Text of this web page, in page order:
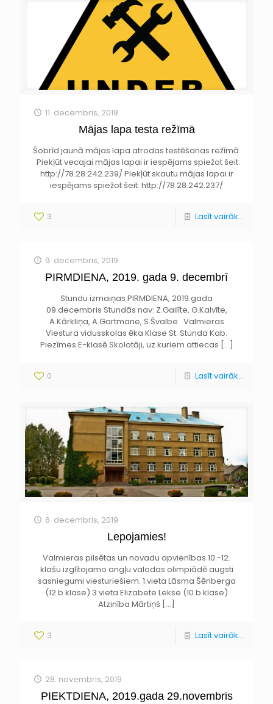
11. decembris, 2019
Mājas lapa testa režīmā
Šobrīd jaunā mājas lapa atrodas testēšanas režīmā.
Piekļūt vecajai mājas lapai ir iespējams spiežot šeit:
http://78.28.242.239/ Piekļūt skautu mājas lapai ir
iespējams spiežot šeit: http://78.28.242.237/
3 Lasīt vairāk...
9. decembris, 2019
PIRMDIENA, 2019. gada 9. decembrī
Stundu izmaiņas PIRMDIENA, 2019.gada
09.decembris Stundās nav: Z.Gailīte, G.Kalvīte,
A.Kārkliņa, A.Gartmane, S.Švalbe Valmieras
Viestura vidusskolas ēka Klase St. Stunda Kab.
Piezīmes E-klasē Skolotāji, uz kuriem attiecas […]
0 Lasīt vairāk...
6. decembris, 2019
Lepojamies!
Valmieras pilsētas un novadu apvienības 10.-12.
klašu izglītojamo angļu valodas olimpiādē augsti
sasniegumi viesturiešiem. 1.vieta Lāsma Šēnberga
(12.b klase) 3.vieta Elizabete Lekse (10.b klase)
Atzinība Mārtiņš […]
3 Lasīt vairāk...
28. novembris, 2019
PIEKTDIENA, 2019.gada 29.novembris